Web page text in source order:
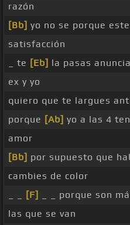
razón
[Bb] yo no se porque
satisfacción
_ te [Eb] la pasas
ex y yo
quiero que te largues
porque [Ab] yo a las 4
amor
[Bb] por supuesto que
cambies de color
[F] _ _ porque son
las que se van